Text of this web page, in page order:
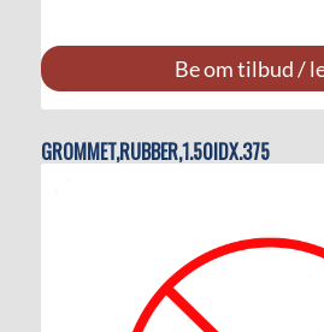
Be om tilbud /
GROMMET,RUBBER,1.50IDX.375